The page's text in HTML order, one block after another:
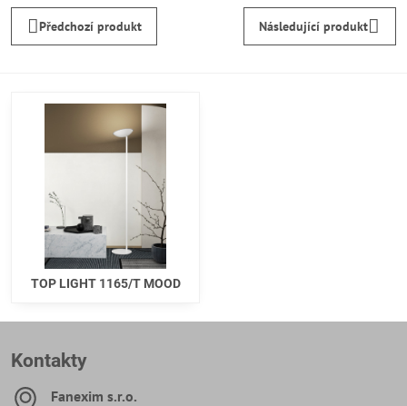
Předchozí produkt Následující produkt
TOP LIGHT 1165/T MOOD
Kontakty
Fanexim s​.r​.o​.